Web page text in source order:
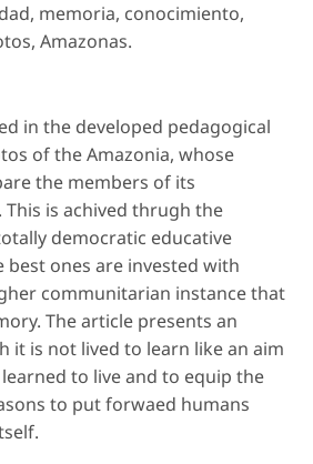
memoria, conocimiento,
Amazonas.
in the developed pedagogical
of the Amazonia, whose
the members of its
is achived thrugh the
democratic educative
best ones are invested with
communitarian instance that
The article presents an
it is not lived to learn like an aim
to live and to equip the
to put forwaed humans